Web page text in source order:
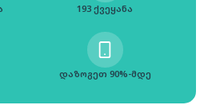
193 ქვეყანა
დაზოგეთ 90%-მდე